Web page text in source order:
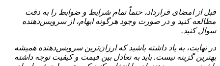
قبل از امضای قرارداد، حتماً تمام شرایط و ضوابط را به دقت
مطالعه کنید و در صورت وجود هرگونه ابهام، از سرویس‌دهنده
سوال کنید.
در نهایت، به یاد داشته باشید که ارزان‌ترین سرویس‌دهنده همیشه
بهترین گزینه نیست. باید به تعادل بین قیمت و کیفیت توجه داشته